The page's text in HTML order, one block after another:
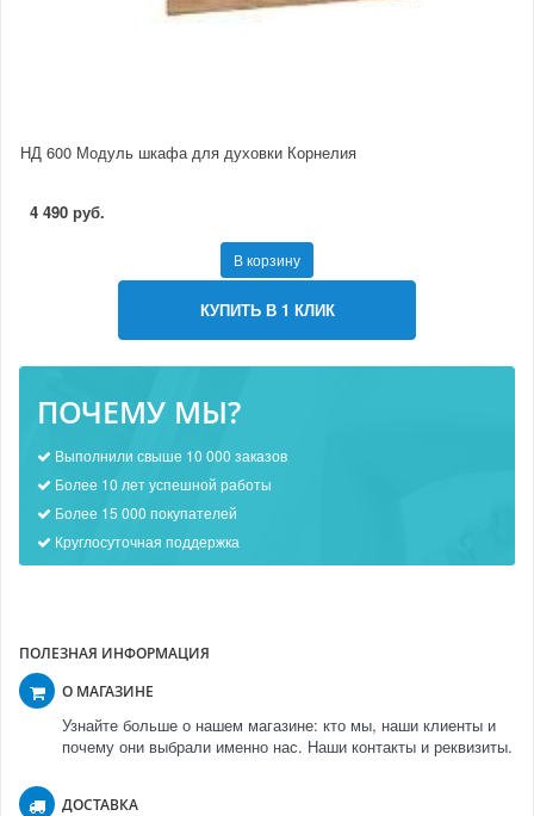
НД 600 Модуль шкафа для духовки Корнелия
4 490 руб.
В корзину
КУПИТЬ В 1 КЛИК
ПОЧЕМУ МЫ?
Выполнили свыше 10 000 заказов
Более 10 лет успешной работы
Более 15 000 покупателей
Круглосуточная поддержка
ПОЛЕЗНАЯ ИНФОРМАЦИЯ
О МАГАЗИНЕ
Узнайте больше о нашем магазине: кто мы, наши клиенты и
почему они выбрали именно нас. Наши контакты и реквизиты.
ДОСТАВКА